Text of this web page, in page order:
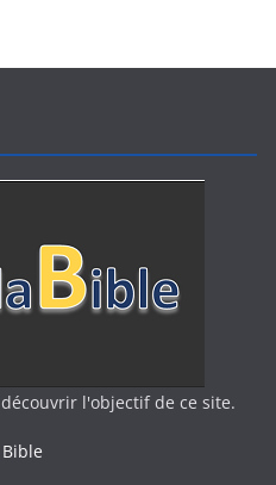
l'objectif de ce site.